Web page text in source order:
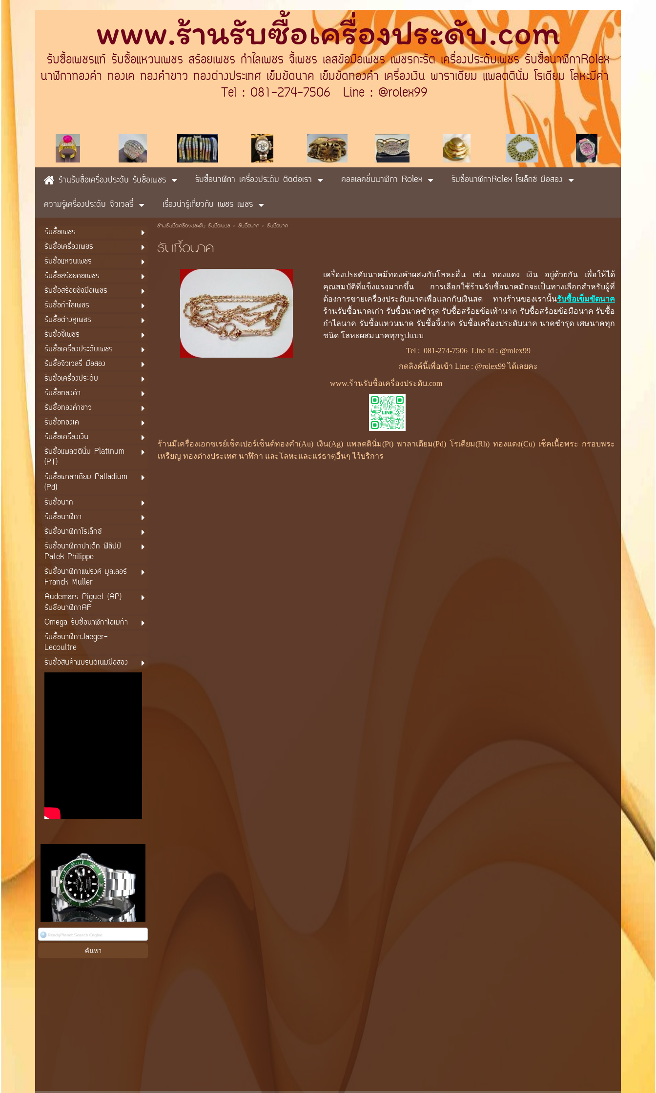
www.ร้านรับซื้อเครื่องประดับ.com
รับซื้อเพชรแท้ รับซื้อแหวนเพชร สร้อยเพชร กำไลเพชร จี้เพชร เลสข้อมือเพชร เพชรกะรัต เครื่องประดับเพชร รับซื้อนาฬิกาRolex
นาฬิกาทองคำ ทองเค ทองคำขาว ทองต่างประเทศ เข็มขัดนาค เข็มขัดทองคำ เครื่องเงิน พาราเดียม แพลตตินั่ม โรเดียม โลหะมีค่า
Tel : 081-274-7506 Line : @rolex99
ร้านรับซื้อเครื่องประดับ รับซื้อเพชร รับซื้อนาฬิกา เครื่องประดับ ติดต่อเรา คอลเลคชั่นนาฬิกา Rolex
รับซื้อนาฬิกาRolex โรเล็กซ์ มือสอง
ความรู้เครื่องประดับ จิวเวลรี่
เรื่องน่ารู้เกี่ยวกับ เพชร เพชร
รับซื้อเพชร
รับซื้อเครื่องเพชร
รับซื้อแหวนเพชร
รับซื้อสร้อยคอเพชร
รับซื้อสร้อยข้อมือเพชร
รับซื้อกำไลเพชร
รับซื้อต่างหูเพชร
รับซื้อจี้เพชร
รับซื้อเครื่องประดับเพชร
รับซื้อจิวเวลรี่ มือสอง
รับซื้อเครื่องประดับ
รับซื้อทองคำ
รับซื้อทองคำขาว
รับซื้อทองเค
รับซื้อเครื่องเงิน
รับซื้อแพลตตินั่ม Platinum
(PT)
รับซื้อพาลาเดียม Palladium
(Pd)
รับซื้อนาก
รับซื้อนาฬิกา
รับซื้อนาฬิกาโรเล็กซ์
รับซื้อนาฬิกาปาเต็ก ฟิลิปป์
Patek Philippe
รับซื้อนาฬิกาแฟรงค์ มูลเลอร์
Franck Muller
Audemars Piguet (AP)
รับซือนาฬิกาAP
Omega รับซื้อนาฬิกาโอเมก้า
รับซื้อนาฬิกาJaeger-
Lecoultre
รับซื้อสินค้าแบรนด์เนมมือสอง
ร้านรับซื้อเครื่องประดับ รับซื้อเพชร> รับซื้อนาก> รับซื้อนาค
รับซื้อนาค
เครื่องประดับนาคมีทองคำผสมกับโลหะอื่น เช่น ทองแดง เงิน อยู่ด้วยกัน เพื่อให้ได้
คุณสมบัติที่แข็งแรงมากขึ้น การเลือกใช้ร้านรับซื้อนาคมักจะเป็นทางเลือกสำหรับผู้ที่
ต้องการขายเครื่องประดับนาคเพื่อแลกกับเงินสด ทางร้านของเรานั้นรับซื้อเข็มขัดนาค
ร้านรับซื้อนาคเก่า รับซื้อนาคชำรุด รับซื้อสร้อยข้อเท้านาค รับซื้อสร้อยข้อมือนาค รับซื้อ
กำไลนาค รับซื้อแหวนนาค รับซื้อจี้นาค รับซื้อเครื่องประดับนาค นาคชำรุด เศษนาคทุก
ชนิด โลหะผสมนาคทุกรูปแบบ
Tel : 081-274-7506Line Id : @rolex99
กดลิงค์นี้เพื่อเข้า Line : @rolex99 ได้เลยคะ
www.ร้านรับซื้อเครื่องประดับ.com
ร้านมีเครื่องเอกซเรย์เช็คเปอร์เซ็นต์ทองคำ(Au) เงิน(Ag) แพลตตินั่ม(Pt) พาลาเดียม(Pd) โรเดียม(Rh) ทองแดง(Cu) เช็คเนื้อพระ กรอบพระ
เหรียญ ทองต่างประเทศ นาฬิกา และโลหะและแร่ธาตุอื่นๆ ไว้บริการ